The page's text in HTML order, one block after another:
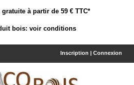
à partir de 59 € TTC*
bois: voir conditions
Inscription | Connexion